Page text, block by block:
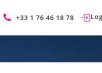
+33 1 76 46 18 78